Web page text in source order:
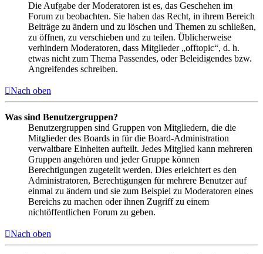
Die Aufgabe der Moderatoren ist es, das Geschehen im
Forum zu beobachten. Sie haben das Recht, in ihrem Bereich
Beiträge zu ändern und zu löschen und Themen zu schließen,
zu öffnen, zu verschieben und zu teilen. Üblicherweise
verhindern Moderatoren, dass Mitglieder „offtopic“, d. h.
etwas nicht zum Thema Passendes, oder Beleidigendes bzw.
Angreifendes schreiben.
Nach oben
Was sind Benutzergruppen?
Benutzergruppen sind Gruppen von Mitgliedern, die die
Mitglieder des Boards in für die Board-Administration
verwaltbare Einheiten aufteilt. Jedes Mitglied kann mehreren
Gruppen angehören und jeder Gruppe können
Berechtigungen zugeteilt werden. Dies erleichtert es den
Administratoren, Berechtigungen für mehrere Benutzer auf
einmal zu ändern und sie zum Beispiel zu Moderatoren eines
Bereichs zu machen oder ihnen Zugriff zu einem
nichtöffentlichen Forum zu geben.
Nach oben